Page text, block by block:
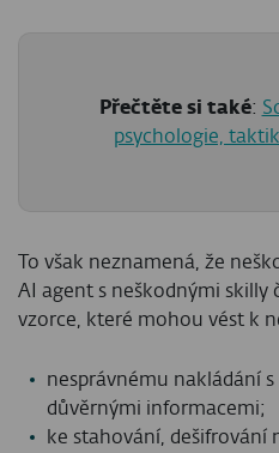
Přečtěte si také:
psychologie,
To však neznamená, že
AI agent s neškodnými skilly
vzorce, které mohou vést k
nesprávnému nakládání
důvěrnými informacemi;
ke stahování, dešifrování